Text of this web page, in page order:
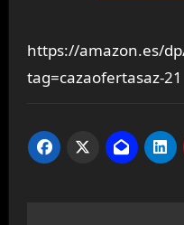
https://amazon.es/
tag=cazaofertasaz-21